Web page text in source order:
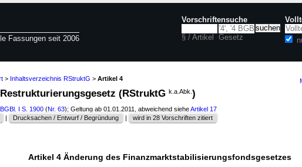
Fassungen seit 2006
Vorschriftensuche
§ / Artikel Gesetz
> Inhaltsverzeichnis RStruktG > Artikel 4
(RStruktG k.a.Abk. )
BGBl. I S. 1900 (Nr. 63); Geltung ab 01.01.2011, abweichend sieheArtikel 17
| Drucksachen / Entwurf / Begründung | wird in 28 Vorschriften zitiert
Artikel 4 Änderung des Finanzmarktstabilisierungsfondsgesetzes